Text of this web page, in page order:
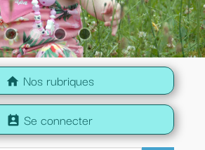
home Nos rubriques
perm_contact_calendar Se connecter